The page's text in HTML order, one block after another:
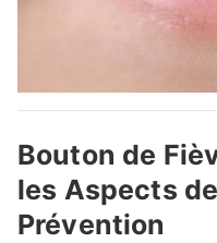
Bouton de
les Aspects
Prévention